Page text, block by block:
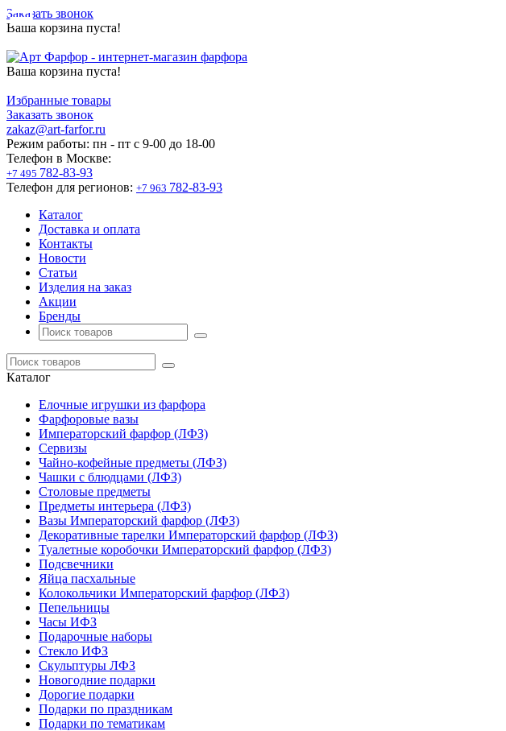
Заказать звонок
Ваша корзина пуста!
Ваша корзина пуста!
Избранные товары
Заказать звонок
zakaz@art-farfor.ru
Режим работы: пн - пт c 9-00 до 18-00
Телефон в Москве:
+7 495 782-83-93
Телефон для регионов: +7 963 782-83-93
Каталог
Доставка и оплата
Контакты
Новости
Статьи
Изделия на заказ
Акции
Бренды
Каталог
Елочные игрушки из фарфора
Фарфоровые вазы
Императорский фарфор (ЛФЗ)
Сервизы
Чайно-кофейные предметы (ЛФЗ)
Чашки с блюдцами (ЛФЗ)
Столовые предметы
Предметы интерьера (ЛФЗ)
Вазы Императорский фарфор (ЛФЗ)
Декоративные тарелки Императорский фарфор (ЛФЗ)
Туалетные коробочки Императорский фарфор (ЛФЗ)
Подсвечники
Яйца пасхальные
Колокольчики Императорский фарфор (ЛФЗ)
Пепельницы
Часы ИФЗ
Подарочные наборы
Стекло ИФЗ
Скульптуры ЛФЗ
Новогодние подарки
Дорогие подарки
Подарки по праздникам
Подарки по тематикам